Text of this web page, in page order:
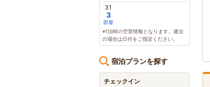
31
3
部屋
※1泊時の空室情報となります。連泊
の場合は日付をご指定ください。
宿泊プランを探す
チェックイン